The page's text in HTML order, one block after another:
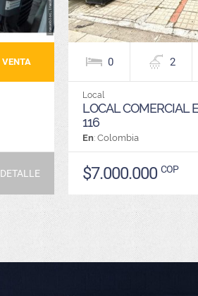
VENTA
DETALLE
0 2
Local
LOCAL COMERCIAL
116
En: Colombia
$7.000.000COP